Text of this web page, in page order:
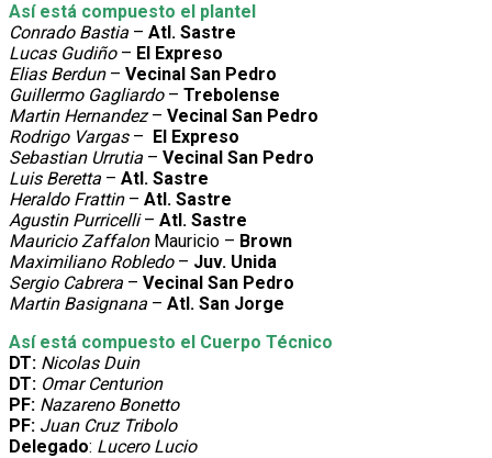
Así está compuesto el plantel
Conrado Bastia – Atl. Sastre
Lucas Gudiño– El Expreso
Elias Berdun– Vecinal San Pedro
Guillermo Gagliardo– Trebolense
Martin Hernandez– Vecinal San Pedro
Rodrigo Vargas– El Expreso
Sebastian Urrutia – Vecinal San Pedro
Luis Beretta – Atl. Sastre
Heraldo Frattin– Atl. Sastre
Agustin Purricelli– Atl. Sastre
Mauricio ZaffalonMauricio – Brown
Maximiliano Robledo– Juv. Unida
Sergio Cabrera – Vecinal San Pedro
Martin Basignana – Atl. San Jorge
Así está compuesto el Cuerpo Técnico
DT: Nicolas Duin
DT: Omar Centurion
PF: Nazareno Bonetto
PF: Juan Cruz Tribolo
Delegado: Lucero Lucio